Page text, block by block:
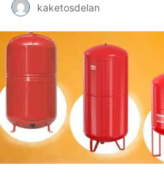
kaketosdelan